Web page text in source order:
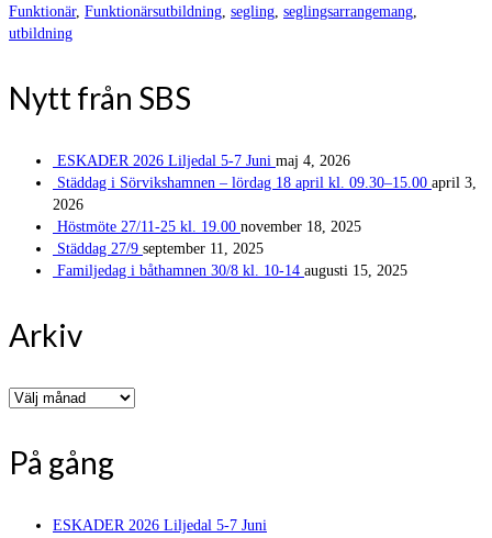
Funktionär, Funktionärsutbildning, segling, seglingsarrangemang,
utbildning
Nytt från SBS
ESKADER 2026 Liljedal 5-7 Juni maj 4, 2026
Städdag i Sörvikshamnen – lördag 18 april kl. 09.30–15.00 april 3,
2026
Höstmöte 27/11-25 kl. 19.00 november 18, 2025
Städdag 27/9 september 11, 2025
Familjedag i båthamnen 30/8 kl. 10-14 augusti 15, 2025
Arkiv
Arkiv
På gång
ESKADER 2026 Liljedal 5-7 Juni